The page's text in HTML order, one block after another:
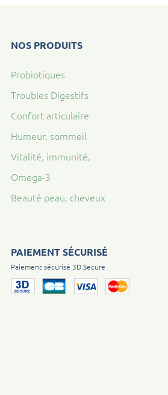
NOS PRODUITS
Probiotiques
Troubles Digestifs
Confort articulaire
Humeur, sommeil
Vitalité, immunité,
Omega-3
Beauté peau, cheveux
PAIEMENT SÉCURISÉ
Paiement sécurisé 3D Secure